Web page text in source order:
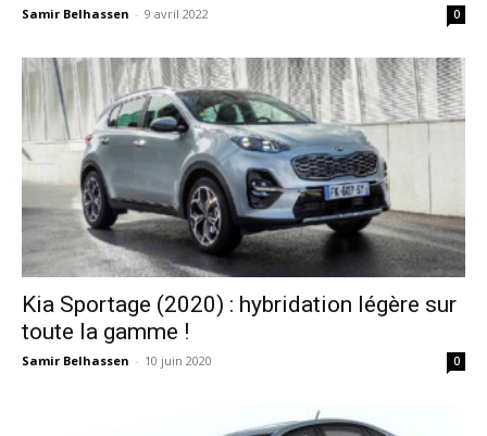
Samir Belhassen - 9 avril 2022 0
Kia Sportage (2020) : hybridation légère sur
toute la gamme !
Samir Belhassen - 10 juin 2020 0